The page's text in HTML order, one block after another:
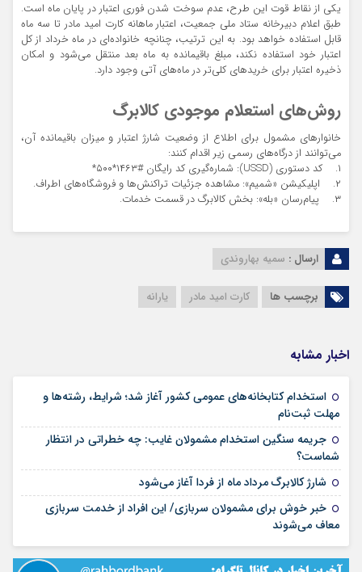
یکی از نقاط قوت این طرح، عدم سوخت شدن فوری اعتبار در پایان ماه است.
طبق اعلام دبیرخانه ستاد ملی جمعیت، اعتبار ماهانه کارت امید مادر تا سه ماه
قابل استفاده خواهد بود. به این ترتیب، چنانچه خانواده‌ای در ماه خرداد از کل
اعتبار خود استفاده نکند، مبلغ باقیمانده به ماه بعد منتقل می‌شود و امکان
ذخیره اعتبار برای خریدهای کلی‌تر در ماه‌های آتی وجود دارد.
روش‌های استعلام موجودی کالابرگ
خانوارهای مشمول برای اطلاع از وضعیت شارژ اعتبار و میزان باقیمانده آن،
می‌توانند از درگاه‌های رسمی زیر اقدام کنند:
۱. کد دستوری (USSD): شماره‌گیری کد رایگان #۱۴۶۳*۵۰۰*
۲. اپلیکیشن «شمیم»: مشاهده جزئیات تراکنش‌ها و فروشگاه‌های اطراف.
۳. پیام‌رسان «بله»: بخش کالابرگ در قسمت خدمات.
ارسال : سمیه بهاروندی
برچسب ها کارت امید مادر یارانه
اخبار مشابه
استخدام کتابخانه‌های عمومی کشور آغاز شد؛ شرایط، رشته‌ها و
مهلت ثبت‌نام
جریمه سنگین استخدام مشمولان غایب: چه خطراتی در انتظار
شماست؟
شارژ کالابرگ مرداد ماه از فردا آغاز می‌شود
خبر خوش برای مشمولان سربازی/ این افراد از خدمت سربازی
معاف می‌شوند